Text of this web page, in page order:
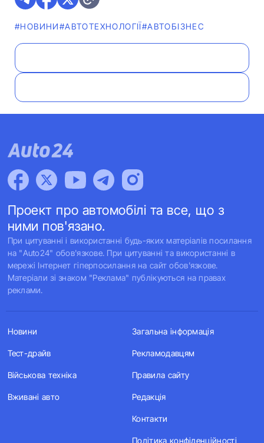
#НОВИНИ#АВТОТЕХНОЛОГІЇ#АВТОБІЗНЕС
Проект про автомобілі та все, що з
ними пов'язано.
При цитуванні і використанні будь-яких матеріалів посилання
на "Auto24" обов'язкове. При цитуванні та використанні в
мережі Інтернет гіперпосилання на сайт обов'язкове.
Матеріали зі знаком "Реклама" публікуються на правах
реклами.
Новини
Тест-драйв
Військова техніка
Вживані авто
Загальна інформація
Рекламодавцям
Правила сайту
Редакція
Контакти
Політика конфіденційності